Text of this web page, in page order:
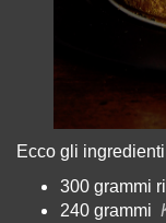
Ecco gli
300 grammi
240 grammi